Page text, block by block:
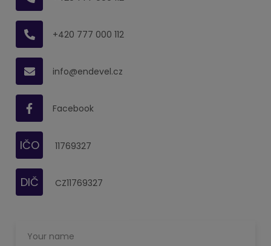
+420 777 000 112
info@endevel.cz
Facebook
IČO 11769327
DIČ CZ11769327